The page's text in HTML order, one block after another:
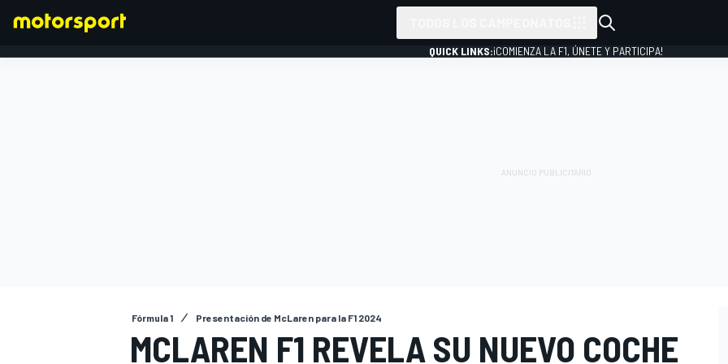
QUICK LINKS:¡COMIENZA LA F1, ÚNETE Y PARTICIPA!
Fórmula 1 Presentación de McLaren para la F1 2024
MCLAREN F1 REVELA SU NUEVO COCHE